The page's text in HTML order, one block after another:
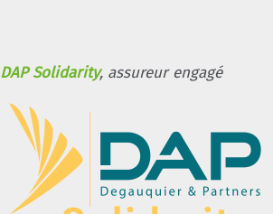
DAP Solidarity, assureur engagé